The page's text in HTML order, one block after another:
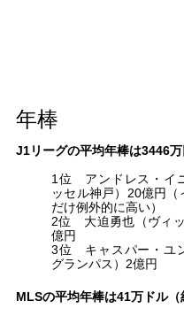
年棒
J1リーグの平均年棒は3446万
1位　アンドレス・イ
ッセル神戸）20億円（
だけ例外的に高い）
2位　大迫勇也（ヴィ
億円
3位　キャスパー・ユ
グランパス）2億円
MLSの平均年棒は41万ドル（